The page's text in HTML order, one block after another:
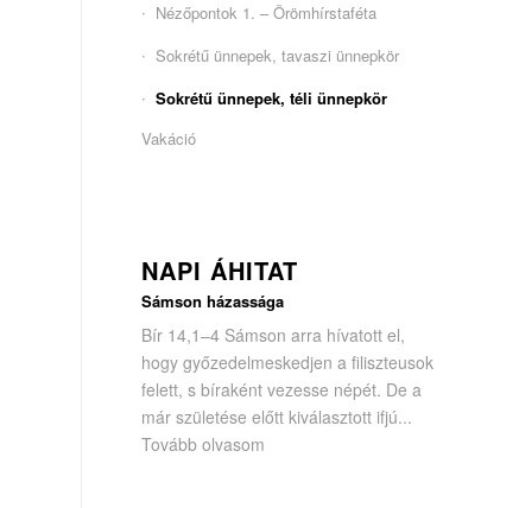
Nézőpontok 1. – Örömhírstaféta
Sokrétű ünnepek, tavaszi ünnepkör
Sokrétű ünnepek, téli ünnepkör
Vakáció
NAPI ÁHITAT
Sámson házassága
Bír 14,1–4 Sámson arra hívatott el,
hogy győzedelmeskedjen a filisz­teusok
felett, s bíraként vezesse népét. De a
már születése előtt kiválasztott ifjú...
Tovább olvasom